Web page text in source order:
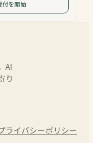
付を開始
AI
り
ライバシーポリシー